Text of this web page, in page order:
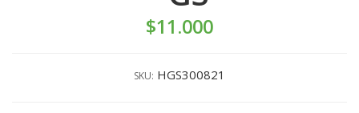
$11.000
SKU: HGS300821